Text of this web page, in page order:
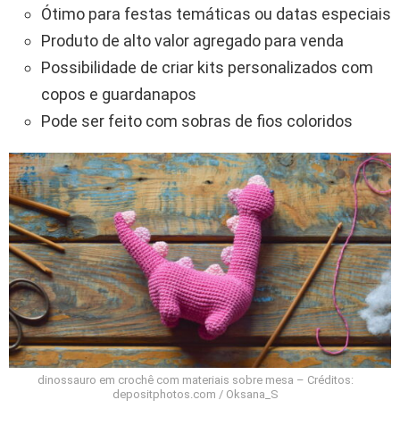
Ótimo para festas temáticas ou datas especiais
Produto de alto valor agregado para venda
Possibilidade de criar kits personalizados com
copos e guardanapos
Pode ser feito com sobras de fios coloridos
dinossauro em crochê com materiais sobre mesa – Créditos:
depositphotos.com / Oksana_S